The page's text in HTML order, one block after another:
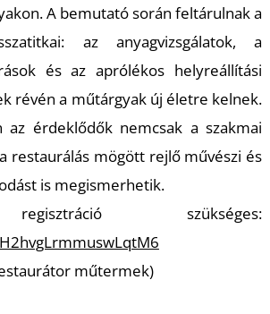
A bemutató során feltárulnak a
az anyagvizsgálatok, a
és az aprólékos helyreállítási
révén a műtárgyak új életre kelnek.
érdeklődők nemcsak a szakmai
restaurálás mögött rejlő művészi és
is megismerhetik.
szükséges:
műtermek)